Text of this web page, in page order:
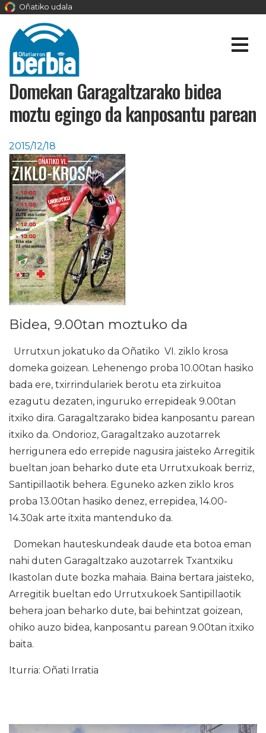
Oñatiko udala
Domekan Garagaltzarako bidea
moztu egingo da kanposantu parean
2015/12/18
Bidea, 9.00tan moztuko da
Urrutxun jokatuko da Oñatiko VI. ziklo krosa
domeka goizean. Lehenengo proba 10.00tan hasiko
bada ere, txirrindulariek berotu eta zirkuitoa
ezagutu dezaten, inguruko errepideak 9.00tan
itxiko dira. Garagaltzarako bidea kanposantu parean
itxiko da. Ondorioz, Garagaltzako auzotarrek
herrigunera edo errepide nagusira jaisteko Arregitik
bueltan joan beharko dute eta Urrutxukoak berriz,
Santipillaotik behera. Eguneko azken ziklo kros
proba 13.00tan hasiko denez, errepidea, 14.00-
14.30ak arte itxita mantenduko da.
Domekan hauteskundeak daude eta botoa eman
nahi duten Garagaltzako auzotarrek Txantxiku
Ikastolan dute bozka mahaia. Baina bertara jaisteko,
Arregitik bueltan edo Urrutxukoek Santipillaotik
behera joan beharko dute, bai behintzat goizean,
ohiko auzo bidea, kanposantu parean 9.00tan itxiko
baita.
Iturria: Oñati Irratia